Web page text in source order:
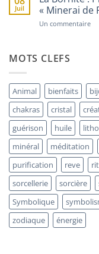
de
Juil
« Minerai de
Un commentairesur
«
de
MOTS CLEFS
Animal bienfaits
chakras
cristal
guérison
huile
minéral
méditation
purification
reve
sorcellerie
sorcière
Symbolique
zodiaque
énergie